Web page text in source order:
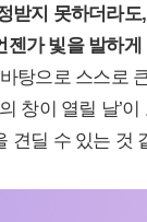
받지 못하더라
젠가 빛을 발하
탕으로 스스로
창이 열릴 날’
견딜 수 있는 것